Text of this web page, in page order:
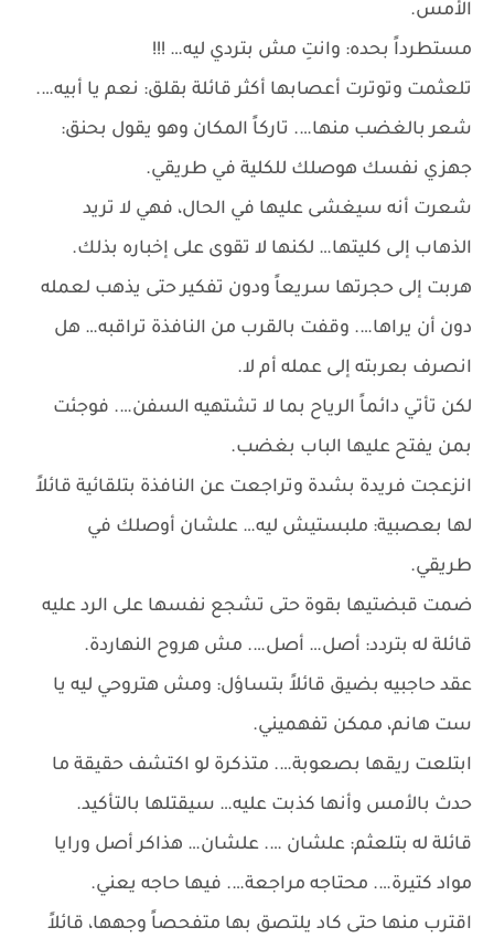
الأمس.
مستطرداً بحده: وانتِ مش بتردي ليه… !!!
تلعثمت وتوترت أعصابها أكثر قائلة بقلق: نعم يا أبيه….
شعر بالغضب منها…. تاركاً المكان وهو يقول بحنق:
جهزي نفسك هوصلك للكلية في طريقي.
شعرت أنه سيغشى عليها في الحال، فهي لا تريد
الذهاب إلى كليتها… لكنها لا تقوى على إخباره بذلك.
هربت إلى حجرتها سريعاً ودون تفكير حتى يذهب لعمله
دون أن يراها…. وقفت بالقرب من النافذة تراقبه… هل
انصرف بعربته إلى عمله أم لا.
لكن تأتي دائماً الرياح بما لا تشتهيه السفن…. فوجئت
بمن يفتح عليها الباب بغضب.
انزعجت فريدة بشدة وتراجعت عن النافذة بتلقائية قائلاً
لها بعصبية: ملبستيش ليه… علشان أوصلك في
طريقي.
ضمت قبضتيها بقوة حتى تشجع نفسها على الرد عليه
قائلة له بتردد: أصل… أصل…. مش هروح النهاردة.
عقد حاجبيه بضيق قائلاً بتساؤل: ومش هتروحي ليه يا
ست هانم، ممكن تفهميني.
ابتلعت ريقها بصعوبة…. متذكرة لو اكتشف حقيقة ما
حدث بالأمس وأنها كذبت عليه… سيقتلها بالتأكيد.
قائلة له بتلعثم: علشان …. علشان… هذاكر أصل ورايا
مواد كتيرة…. محتاجه مراجعة…. فيها حاجه يعني.
اقترب منها حتى كاد يلتصق بها متفحصاً وجهها، قائلاً